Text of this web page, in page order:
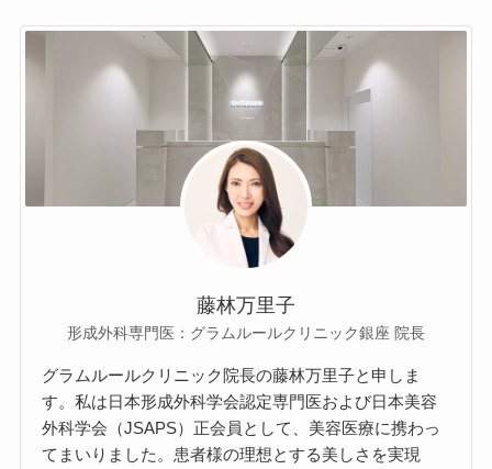
藤林万里子
形成外科専門医：グラムルールクリニック銀座 院長
グラムルールクリニック院長の藤林万里子と申しま
す。私は日本形成外科学会認定専門医および日本美容
外科学会（JSAPS）正会員として、美容医療に携わっ
てまいりました。患者様の理想とする美しさを実現